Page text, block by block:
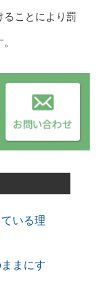
ることにより罰
いる理
まにす